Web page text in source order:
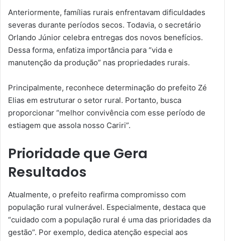
Anteriormente, famílias rurais enfrentavam dificuldades
severas durante períodos secos. Todavia, o secretário
Orlando Júnior celebra entregas dos novos benefícios.
Dessa forma, enfatiza importância para “vida e
manutenção da produção” nas propriedades rurais.
Principalmente, reconhece determinação do prefeito Zé
Elias em estruturar o setor rural. Portanto, busca
proporcionar “melhor convivência com esse período de
estiagem que assola nosso Cariri”.
Prioridade que Gera
Resultados
Atualmente, o prefeito reafirma compromisso com
população rural vulnerável. Especialmente, destaca que
“cuidado com a população rural é uma das prioridades da
gestão”. Por exemplo, dedica atenção especial aos